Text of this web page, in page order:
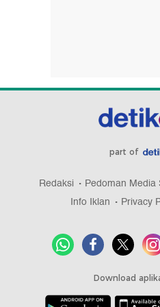
part of
Redaksi Pedoman Media
Info Iklan
Privacy
Download